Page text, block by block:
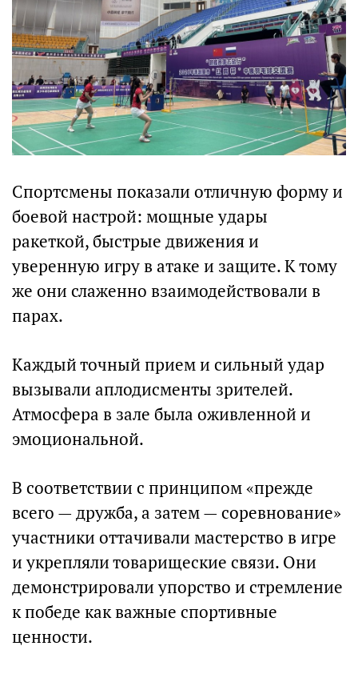
Спортсмены показали отличную форму и
боевой настрой: мощные удары
ракеткой, быстрые движения и
уверенную игру в атаке и защите. К тому
же они слаженно взаимодействовали в
парах.
Каждый точный прием и сильный удар
вызывали аплодисменты зрителей.
Атмосфера в зале была оживленной и
эмоциональной.
В соответствии с принципом «прежде
всего — дружба, а затем — соревнование»
участники оттачивали мастерство в игре
и укрепляли товарищеские связи. Они
демонстрировали упорство и стремление
к победе как важные спортивные
ценности.